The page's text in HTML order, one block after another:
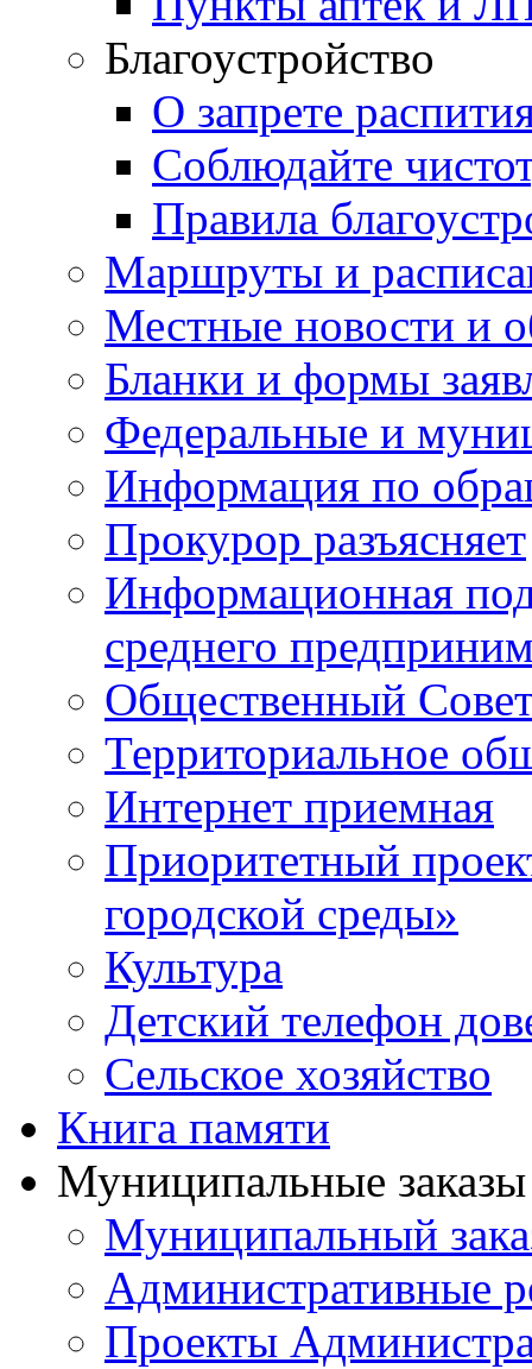
Благоустройство
О запрете
Соблюдайте
Правила
Маршруты и
Местные новости и
Бланки и формы
Федеральные и
Информация по
Прокурор разъясняет
Информационная
среднего
Общественный
Территориальное
Интернет приемная
Приоритетный
городской среды»
Культура
Детский телефон
Сельское хозяйство
Книга памяти
Муниципальные
Муниципальный
Административные
Проекты